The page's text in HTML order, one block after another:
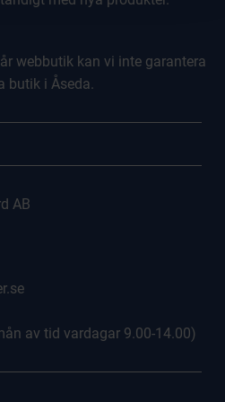
webbutik kan vi inte garantera
butik i Åseda.
AB
av tid vardagar 9.00-14.00)